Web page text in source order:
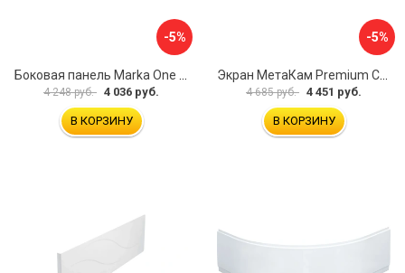
-5%
Боковая панель Marka One Flat 80 MG L 02бфл80мгл
4 248 руб. 4 036 руб.
В КОРЗИНУ
-5%
Экран МетаКам Premium Collection 4650208860133
4 685 руб. 4 451 руб.
В КОРЗИНУ